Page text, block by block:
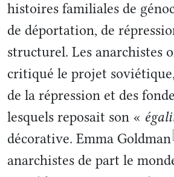
histoires familiales de
de déportation, de
structurel. Les anarchistes
critiqué le projet
de la répression et des
lesquels reposait son «
décorative. Emma Goldman
anarchistes de part le